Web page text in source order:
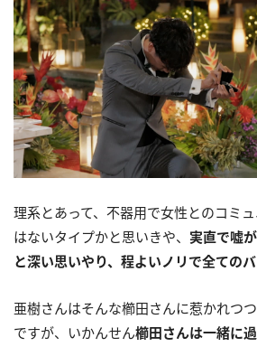
理系とあって、不器用で女性とのコミ
はないタイプかと思いきや、 実直で嘘
と深い思いやり、程よいノリで全ての
亜樹さんはそんな櫛田さんに惹かれつ
ですが、いかんせん櫛田さんは一緒に